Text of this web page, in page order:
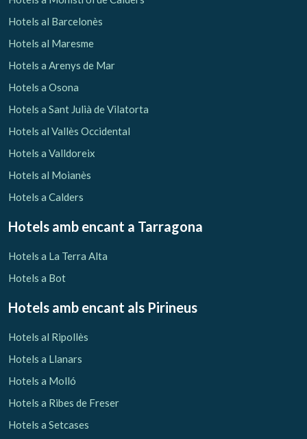
Hotels al Barcelonès
Hotels al Maresme
Hotels a Arenys de Mar
Hotels a Osona
Hotels a Sant Julià de Vilatorta
Hotels al Vallès Occidental
Hotels a Valldoreix
Hotels al Moianès
Hotels a Calders
Hotels amb encant a Tarragona
Hotels a La Terra Alta
Hotels a Bot
Hotels amb encant als Pirineus
Hotels al Ripollès
Hotels a Llanars
Hotels a Molló
Hotels a Ribes de Freser
Hotels a Setcases